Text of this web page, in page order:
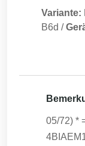
Variante:
B6d /
05/72) *